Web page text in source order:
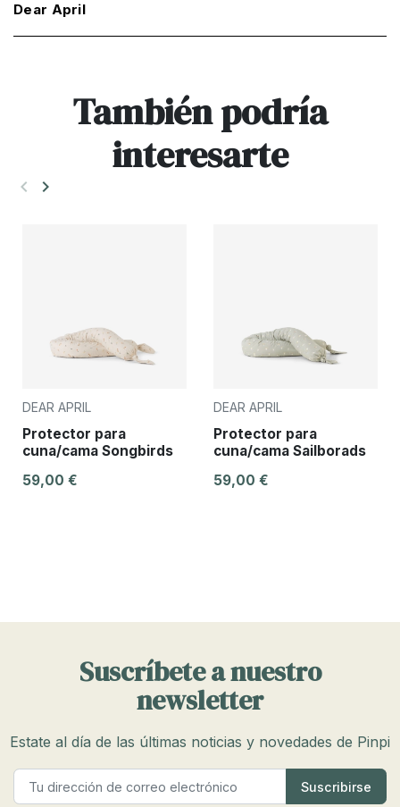
Dear April
También podría
interesarte
Anterior
keyboard_arrow_left Siguiente
keyboard_arrow_right
DEAR APRIL
Protector para
cuna/cama Songbirds
59,00 €
DEAR APRIL
Protector para
cuna/cama Sailborads
59,00 €
Suscríbete a nuestro
newsletter
Estate al día de las últimas noticias y novedades de Pinpi